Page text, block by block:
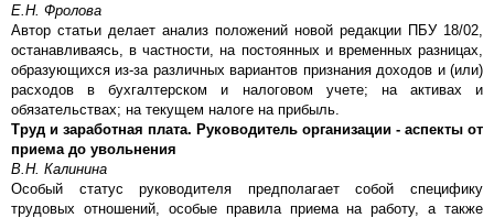
Е.Н. Фролова
Автор статьи делает анализ положений новой редакции ПБУ 18/02,
останавливаясь, в частности, на постоянных и временных разницах,
образующихся из-за различных вариантов признания доходов и (или)
расходов в бухгалтерском и налоговом учете; на активах и
обязательствах; на текущем налоге на прибыль.
Труд и заработная плата. Руководитель организации - аспекты от
приема до увольнения
В.Н. Калинина
Особый статус руководителя предполагает собой специфику
трудовых отношений, особые правила приема на работу, а также